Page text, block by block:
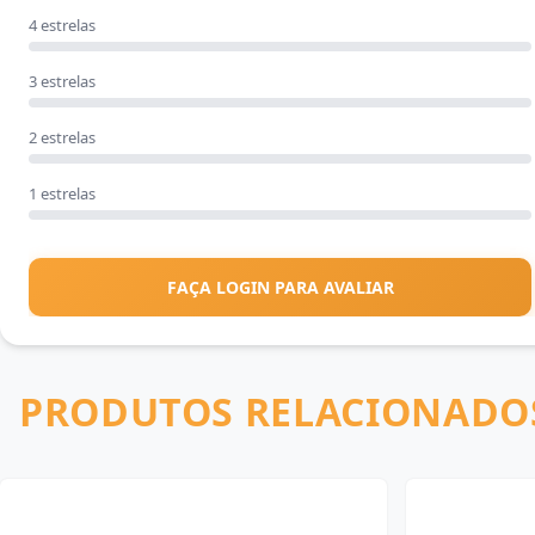
4 estrelas
3 estrelas
2 estrelas
1 estrelas
FAÇA LOGIN PARA AVALIAR
PRODUTOS